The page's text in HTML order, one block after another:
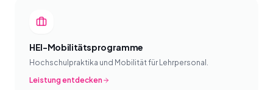
HEI-Mobilitätsprogramme
Hochschulpraktika und Mobilität für Lehrpersonal.
Leistung entdecken